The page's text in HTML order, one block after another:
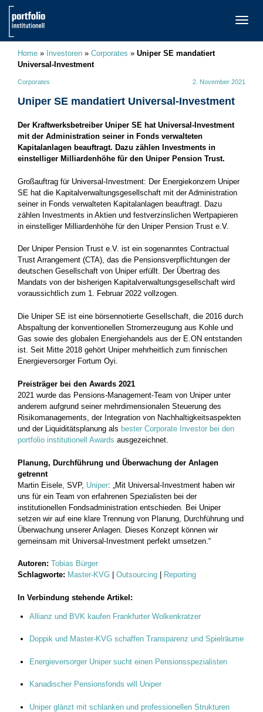
Home » Investoren » Corporates » Uniper SE mandatiert
Universal-Investment
Corporates 2. November 2021
Uniper SE mandatiert Universal-Investment
Der Kraftwerksbetreiber Uniper SE hat Universal-Investment
mit der Administration seiner in Fonds verwalteten
Kapitalanlagen beauftragt. Dazu zählen Investments in
einstelliger Milliardenhöhe für den Uniper Pension Trust.
Großauftrag für Universal-Investment: Der Energiekonzern Uniper
SE hat die Kapitalverwaltungsgesellschaft mit der Administration
seiner in Fonds verwalteten Kapitalanlagen beauftragt. Dazu
zählen Investments in Aktien und festverzinslichen Wertpapieren
in einstelliger Milliardenhöhe für den Uniper Pension Trust e.V.
Der Uniper Pension Trust e.V. ist ein sogenanntes Contractual
Trust Arrangement (CTA), das die Pensionsverpflichtungen der
deutschen Gesellschaft von Uniper erfüllt. Der Übertrag des
Mandats von der bisherigen Kapitalverwaltungsgesellschaft wird
voraussichtlich zum 1. Februar 2022 vollzogen.
Die Uniper SE ist eine börsennotierte Gesellschaft, die 2016 durch
Abspaltung der konventionellen Stromerzeugung aus Kohle und
Gas sowie des globalen Energiehandels aus der E.ON entstanden
ist. Seit Mitte 2018 gehört Uniper mehrheitlich zum finnischen
Energieversorger Fortum Oyi.
Preisträger bei den Awards 2021
2021 wurde das Pensions-Management-Team von Uniper unter
anderem aufgrund seiner mehrdimensionalen Steuerung des
Risikomanagements, der Integration von Nachhaltigkeitsaspekten
und der Liquiditätsplanung als bester Corporate Investor bei den
portfolio institutionell Awards ausgezeichnet.
Planung, Durchführung und Überwachung der Anlagen
getrennt
Martin Eisele, SVP, Uniper: „Mit Universal-Investment haben wir
uns für ein Team von erfahrenen Spezialisten bei der
institutionellen Fondsadministration entschieden. Bei Uniper
setzen wir auf eine klare Trennung von Planung, Durchführung und
Überwachung unserer Anlagen. Dieses Konzept können wir
gemeinsam mit Universal-Investment perfekt umsetzen.“
Autoren: Tobias Bürger
Schlagworte: Master-KVG Outsourcing Reporting
In Verbindung stehende Artikel:
Allianz und BVK kaufen Frankfurter Wolkenkratzer
Doppik und Master-KVG schaffen Transparenz und Spielräume
Energieversorger Uniper sucht einen Pensionsspezialisten
Kanadischer Pensionsfonds will Uniper
Uniper glänzt mit schlanken und professionellen Strukturen